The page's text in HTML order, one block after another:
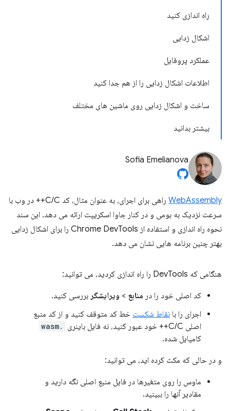
راه اندازی کنید
اشکال زدایی
عملکرد پروفایل
اطلاعات اشکال زدایی را از هم جدا کنید
ساخت و اشکال زدایی روی ماشین های مختلف
بیشتر بدانید
Sofia Emelianova
WebAssembly
راهی برای اجرای، به عنوان مثال، کد C/C++ در وب با
سرعت نزدیک به بومی و در کنار جاوا اسکریپت ارائه می دهد. این سند
نحوه راه اندازی و استفاده از Chrome DevTools را برای اشکال زدایی
بهتر چنین برنامه هایی نشان می دهد.
هنگامی که DevTools را راه اندازی کردید، می توانید:
کد اصلی خود را در منابع > ویرایشگر بررسی کنید.
اجرای را با نقاط شکست خط کد متوقف کنید و از کد منبع
اصلی C/C++ خود عبور کنید، نه فایل باینری
.wasm
کامپایل شده.
و در حالی که مکث کرده اید، می توانید:
ماوس را روی متغیرها در فایل منبع اصلی نگه دارید و
مقادیر آنها را ببینید.